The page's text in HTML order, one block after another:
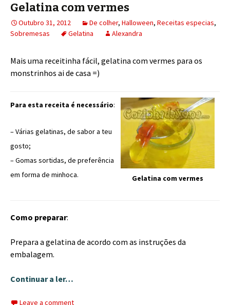
Gelatina com vermes
Outubro 31, 2012 De colher, Halloween, Receitas especias,
Sobremesas
Gelatina Alexandra
Mais uma receitinha fácil, gelatina com vermes para os
monstrinhos ai de casa =)
Para esta receita é necessário:
– Várias gelatinas, de sabor a teu
gosto;
– Gomas sortidas, de preferência
em forma de minhoca.
Gelatina com vermes
Como preparar:
Prepara a gelatina de acordo com as instruções da
embalagem.
Continuar a ler…
Leave a comment